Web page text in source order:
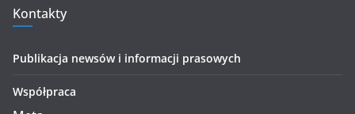
Kontakty
Publikacja newsów i informacji prasowych
Współpraca